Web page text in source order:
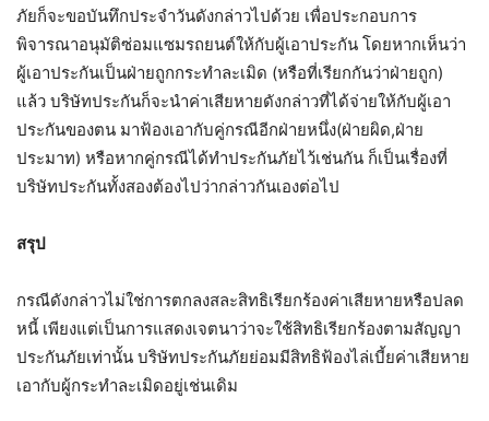
ภัยก็จะขอบันทึกประจำวันดังกล่าวไปด้วย เพื่อประกอบการ
พิจารณาอนุมัติซ่อมแซมรถยนต์ให้กับผู้เอาประกัน โดยหากเห็นว่า
ผู้เอาประกันเป็นฝ่ายถูกกระทำละเมิด (หรือที่เรียกกันว่าฝ่ายถูก)
แล้ว บริษัทประกันก็จะนำค่าเสียหายดังกล่าวที่ได้จ่ายให้กับผู้เอา
ประกันของตน มาฟ้องเอากับคู่กรณีอีกฝ่ายหนึ่ง(ฝ่ายผิด,ฝ่าย
ประมาท) หรือหากคู่กรณีได้ทำประกันภัยไว้เช่นกัน ก็เป็นเรื่องที่
บริษัทประกันทั้งสองต้องไปว่ากล่าวกันเองต่อไป
สรุป
กรณีดังกล่าวไม่ใช่การตกลงสละสิทธิเรียกร้องค่าเสียหายหรือปลด
หนี้ เพียงแต่เป็นการแสดงเจตนาว่าจะใช้สิทธิเรียกร้องตามสัญญา
ประกันภัยเท่านั้น บริษัทประกันภัยย่อมมีสิทธิฟ้องไล่เบี้ยค่าเสียหาย
เอากับผู้กระทำละเมิดอยู่เช่นเดิม